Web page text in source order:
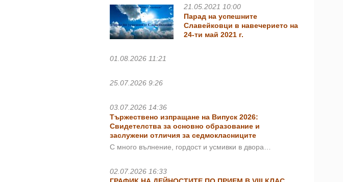
21.05.2021 10:00
Парад на успешните
Славейковци в навечерието на
24-ти май 2021 г.
01.08.2026 11:21
25.07.2026 9:26
03.07.2026 14:36
Тържествено изпращане на Випуск 2026:
Свидетелства за основно образование и
заслужени отличия за седмокласниците
С много вълнение, гордост и усмивки в двора…
02.07.2026 16:33